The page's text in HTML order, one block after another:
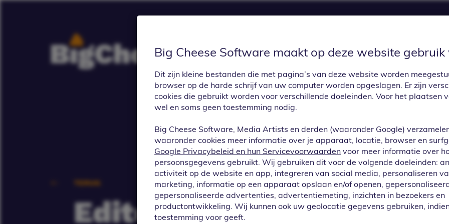
UPDATES PRIJZEN APP CENTER
TERUG
Editor: SEO bewerken
Big Cheese Software maakt op deze website gebruik
Dit zijn kleine bestanden die met pagina’s van deze website worden
browser op de harde schrijf van uw computer worden opgeslagen. Er zijn
cookies die gebruikt worden voor verschillende doeleinden. Voor het plaatsen
wel en soms geen toestemming nodig.
Big Cheese Software, Media Artists en derden (waaronder Google)
waaronder cookies meer informatie over je apparaat, locatie, browser en
Google Privacybeleid en hun Servicevoorwaarden voor meer informatie over
persoonsgegevens gebruikt. Wij gebruiken dit voor de volgende doeleinden:
activiteit op de website en app, integreren van social media, personaliseren
marketing, informatie op een apparaat opslaan en/of openen,
gepersonaliseerde advertenties, advertentiemeting, inzichten in bezoekers en
productontwikkeling. Wij kunnen ook uw geolocatie gegevens gebruiken,
toestemming voor geeft.